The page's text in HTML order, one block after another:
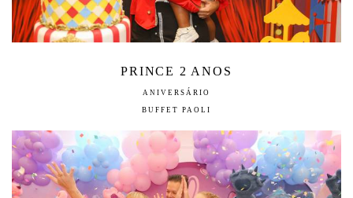
PRINCE 2 ANOS
ANIVERSÁRIO
BUFFET PAOLI